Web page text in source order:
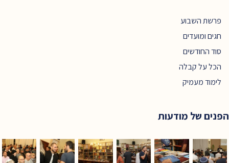
פרשת השבוע
חגים ומועדים
סוד החודשים
הכל על קבלה
לימוד מעמיק
הפנים של מודעות